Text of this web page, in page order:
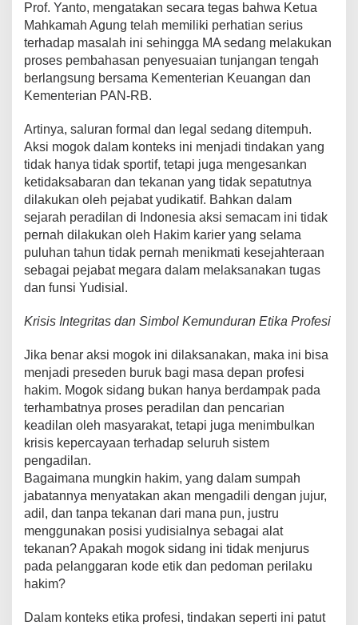
Prof. Yanto, mengatakan secara tegas bahwa Ketua
Mahkamah Agung telah memiliki perhatian serius
terhadap masalah ini sehingga MA sedang melakukan
proses pembahasan penyesuaian tunjangan tengah
berlangsung bersama Kementerian Keuangan dan
Kementerian PAN-RB.
Artinya, saluran formal dan legal sedang ditempuh.
Aksi mogok dalam konteks ini menjadi tindakan yang
tidak hanya tidak sportif, tetapi juga mengesankan
ketidaksabaran dan tekanan yang tidak sepatutnya
dilakukan oleh pejabat yudikatif. Bahkan dalam
sejarah peradilan di Indonesia aksi semacam ini tidak
pernah dilakukan oleh Hakim karier yang selama
puluhan tahun tidak pernah menikmati kesejahteraan
sebagai pejabat megara dalam melaksanakan tugas
dan funsi Yudisial.
Krisis Integritas dan Simbol Kemunduran Etika Profesi
Jika benar aksi mogok ini dilaksanakan, maka ini bisa
menjadi preseden buruk bagi masa depan profesi
hakim. Mogok sidang bukan hanya berdampak pada
terhambatnya proses peradilan dan pencarian
keadilan oleh masyarakat, tetapi juga menimbulkan
krisis kepercayaan terhadap seluruh sistem
pengadilan.
Bagaimana mungkin hakim, yang dalam sumpah
jabatannya menyatakan akan mengadili dengan jujur,
adil, dan tanpa tekanan dari mana pun, justru
menggunakan posisi yudisialnya sebagai alat
tekanan? Apakah mogok sidang ini tidak menjurus
pada pelanggaran kode etik dan pedoman perilaku
hakim?
Dalam konteks etika profesi, tindakan seperti ini patut